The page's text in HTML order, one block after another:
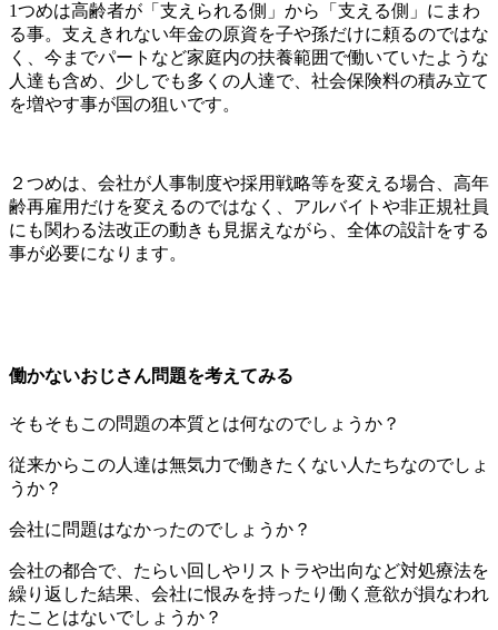
1つめは高齢者が「支えられる側」から「支える側」にまわ
る事。支えきれない年金の原資を子や孫だけに頼るのではな
く、今までパートなど家庭内の扶養範囲で働いていたような
人達も含め、少しでも多くの人達で、社会保険料の積み立て
を増やす事が国の狙いです。
２つめは、会社が人事制度や採用戦略等を変える場合、高年
齢再雇用だけを変えるのではなく、アルバイトや非正規社員
にも関わる法改正の動きも見据えながら、全体の設計をする
事が必要になります。
働かないおじさん問題を考えてみる
そもそもこの問題の本質とは何なのでしょうか？
従来からこの人達は無気力で働きたくない人たちなのでしょ
うか？
会社に問題はなかったのでしょうか？
会社の都合で、たらい回しやリストラや出向など対処療法を
繰り返した結果、会社に恨みを持ったり働く意欲が損なわれ
たことはないでしょうか？